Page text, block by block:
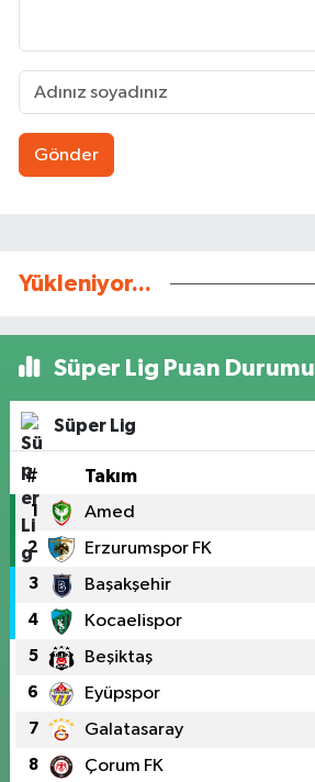
Gönder
Yükleniyor...
Süper Lig Puan Durumu
Süper Lig
# Takım
1 Amed
2 Erzurumspor FK
3 Başakşehir
4 Kocaelispor
5 Beşiktaş
6 Eyüpspor
7 Galatasaray
8 Çorum FK